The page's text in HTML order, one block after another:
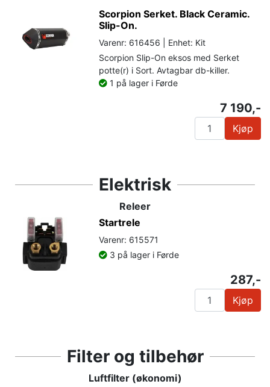
Scorpion Serket. Black Ceramic.
Slip-On.
Varenr: 616456 | Enhet: Kit
Scorpion Slip-On eksos med Serket
potte(r) i Sort. Avtagbar db-killer.
1 på lager i Førde
7 190,-
Kjøp
Elektrisk
Releer
Startrele
Varenr: 615571
3 på lager i Førde
287,-
Kjøp
Filter og tilbehør
Luftfilter (økonomi)